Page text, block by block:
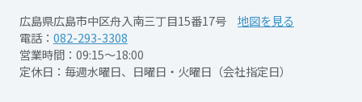
分譲住宅（建売・土地）検索
中古住宅検索
企業不動産活用（CRE）戦略
社宅建築
医療・介護・子育て・障がい福祉施設
事業用リノベーション
ホテル・旅館リフォーム
建築再生事業
事業用売買
ミサワリフォーム
ご相談窓口
MISAWAについて
ミサワホームグループ
広島県広島市中区舟入南三丁目15番17号
地図を見る
電話： 082-293-3308
営業時間：09:15～18:00
定休日：毎週水曜日、日曜日・火曜日（会社指定日）
山形県